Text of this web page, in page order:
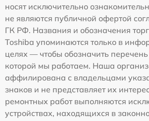
носят исключительно
не являются публичной офертой
ГК РФ. Названия и обозначения
Toshiba упоминаются только в
целях — чтобы обозначить перечень
которой мы работаем. Наша
аффилирована с владельцами
знаков и не представляет их
ремонтных работ выполняются
устройствах, находящихся в